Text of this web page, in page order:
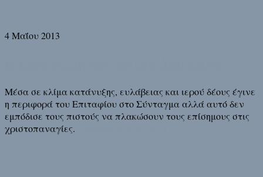
4 Μαΐου 2013
Μέσα σε κλίμα κατάνυξης, ευλάβειας και ιερού δέους έγινε
η περιφορά του Επιταφίου στο Σύνταγμα αλλά αυτό δεν
εμπόδισε τους πιστούς να πλακώσουν τους επίσημους στις
χριστοπαναγίες.